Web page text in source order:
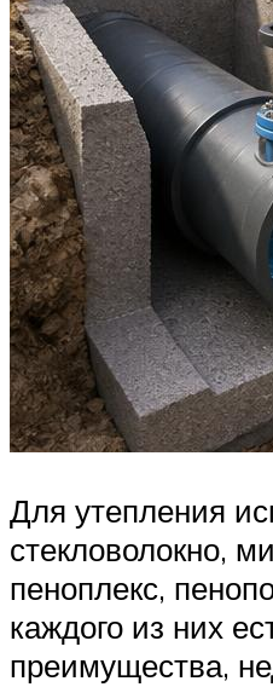
Для утепления
стекловолокно,
пеноплекс,
каждого из них
преимущества,